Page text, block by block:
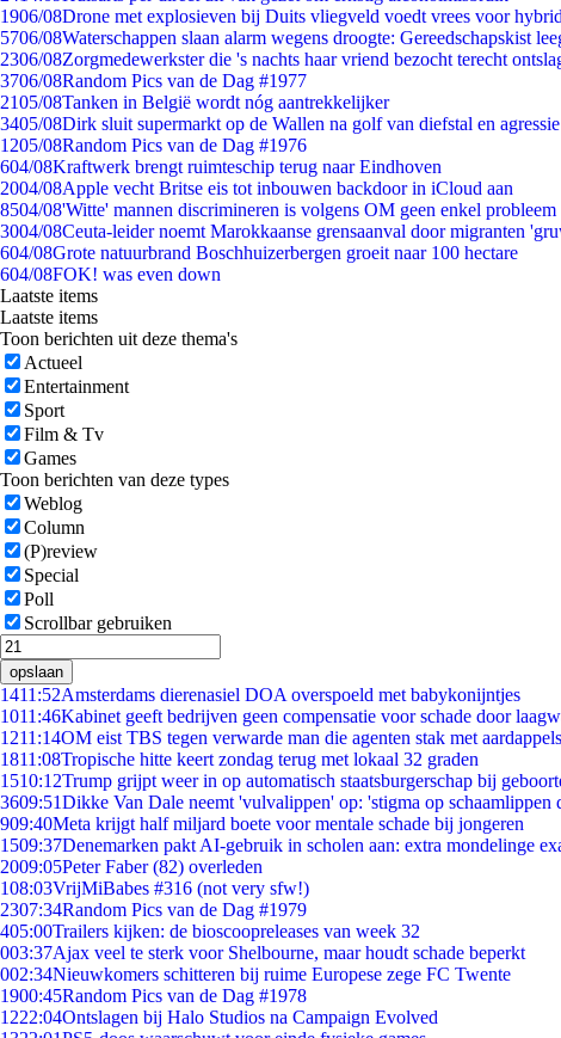
1906/08Drone met explosieven bij Duits vliegveld voedt vrees voor
5706/08Waterschappen slaan alarm wegens droogte: Gereedschapskist
2306/08Zorgmedewerkster die 's nachts haar vriend bezocht terecht
3706/08Random Pics van de Dag #1977
2105/08Tanken in België wordt nóg aantrekkelijker
3405/08Dirk sluit supermarkt op de Wallen na golf van diefstal en agressie
1205/08Random Pics van de Dag #1976
604/08Kraftwerk brengt ruimteschip terug naar Eindhoven
2004/08Apple vecht Britse eis tot inbouwen backdoor in iCloud aan
8504/08'Witte' mannen discrimineren is volgens OM geen enkel probleem
3004/08Ceuta-leider noemt Marokkaanse grensaanval door migranten
604/08Grote natuurbrand Boschhuizerbergen groeit naar 100 hectare
604/08FOK! was even down
Laatste items
Laatste items
Toon berichten uit deze thema's
Actueel
Entertainment
Sport
Film & Tv
Games
Toon berichten van deze types
Weblog
Column
(P)review
Special
Poll
Scrollbar gebruiken
opslaan
1411:52Amsterdams dierenasiel DOA overspoeld met babykonijntjes
1011:46Kabinet geeft bedrijven geen compensatie voor schade door
1211:14OM eist TBS tegen verwarde man die agenten stak met
1811:08Tropische hitte keert zondag terug met lokaal 32 graden
1510:12Trump grijpt weer in op automatisch staatsburgerschap bij
3609:51Dikke Van Dale neemt 'vulvalippen' op: 'stigma op schaamlippen
909:40Meta krijgt half miljard boete voor mentale schade bij jongeren
1509:37Denemarken pakt AI-gebruik in scholen aan: extra mondelinge
2009:05Peter Faber (82) overleden
108:03VrijMiBabes #316 (not very sfw!)
2307:34Random Pics van de Dag #1979
405:00Trailers kijken: de bioscoopreleases van week 32
003:37Ajax veel te sterk voor Shelbourne, maar houdt schade beperkt
002:34Nieuwkomers schitteren bij ruime Europese zege FC Twente
1900:45Random Pics van de Dag #1978
1222:04Ontslagen bij Halo Studios na Campaign Evolved